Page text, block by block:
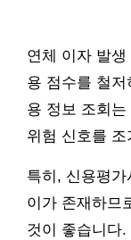
연체 이자 발
용 점수를 철
용 정보 조회
위험 신호를
특히, 신용평
이가 존재하므
것이 좋습니다.